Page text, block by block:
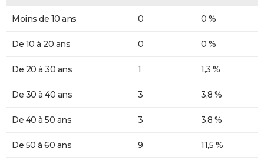
Moins de 10 ans 0 0 %
De 10 à 20 ans 0 0 %
De 20 à 30 ans 1 1,3 %
De 30 à 40 ans 3 3,8 %
De 40 à 50 ans 3 3,8 %
De 50 à 60 ans 9 11,5 %